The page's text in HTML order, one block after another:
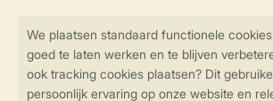
Veilig en snel online boeken